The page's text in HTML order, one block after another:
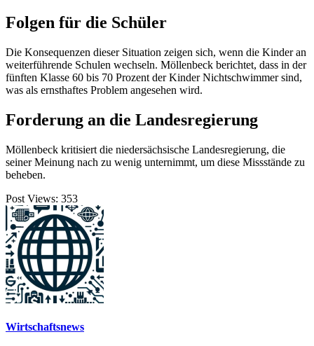
Folgen für die Schüler
Die Konsequenzen dieser Situation zeigen sich, wenn die Kinder an
weiterführende Schulen wechseln. Möllenbeck berichtet, dass in der
fünften Klasse 60 bis 70 Prozent der Kinder Nichtschwimmer sind,
was als ernsthaftes Problem angesehen wird.
Forderung an die Landesregierung
Möllenbeck kritisiert die niedersächsische Landesregierung, die
seiner Meinung nach zu wenig unternimmt, um diese Missstände zu
beheben.
Post Views: 353
Wirtschaftsnews